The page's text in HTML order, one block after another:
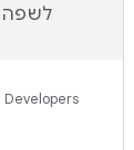
לשפה
Developers